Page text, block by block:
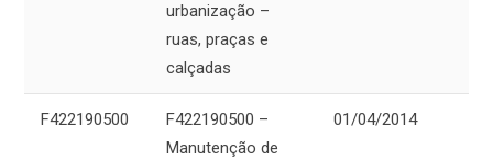
urbanização –
ruas, praças e
calçadas
F422190500
F422190500 –
Manutenção de
01/04/2014